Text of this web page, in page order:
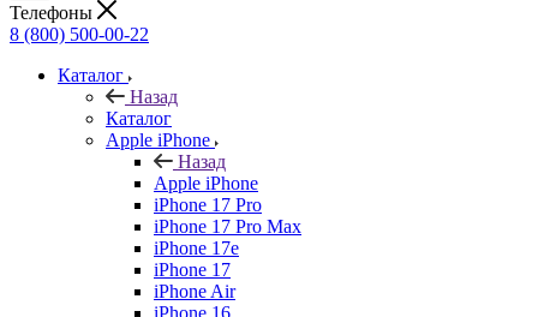
Телефоны
8 (800) 500-00-22
Каталог
Назад
Каталог
Apple iPhone
Назад
Apple iPhone
iPhone 17 Pro
iPhone 17 Pro Max
iPhone 17e
iPhone 17
iPhone Air
iPhone 16